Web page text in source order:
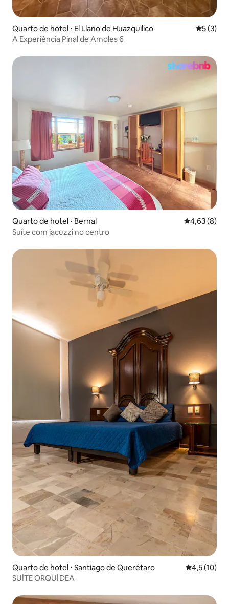
Quarto de hotel ⋅ El Llano de Huazquilíco 5 de
5 (3)
A Experiência Pinal de Amoles 6
Quarto de hotel ⋅ Bernal 4,63 de uma
4,63 (8)
Suíte com jacuzzi no centro
Quarto de hotel ⋅ Santiago de Querétaro 4,5 de uma
4,5 (10)
SUÍTE ORQUÍDEA